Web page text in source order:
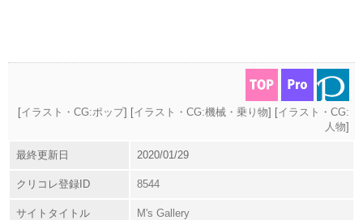
[イラスト・CG:ポップ] [イラスト・CG:機械・乗り物] [イラスト・CG:
人物]
最終更新日 2020/01/29
クリコレ登録ID 8544
サイトタイトル M's Gallery